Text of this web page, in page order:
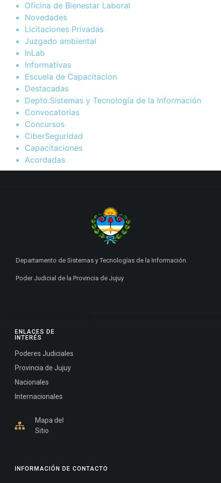
Oficina de Bienestar Laboral
Novedades
Licitaciones Privadas
Juzgado ambiental
InLab
Informativas
Escuela de Capacitacion
Destacadas
Depto.Sistemas y Tecnología de la Información
Convocatorias
Concursos
CiberSeguridad
Capacitaciones
Acordadas
INFORMACIÓN DE CONTACTO
ENLACES DE
INTERÉS
Poderes Judiciales
Provincia de Jujuy
Nacionales
Internacionales
Mapa del
Sitio
Departamento de Sistemas y Tecnologías de la Información.
Poder Judicial de la Provincia de Jujuy